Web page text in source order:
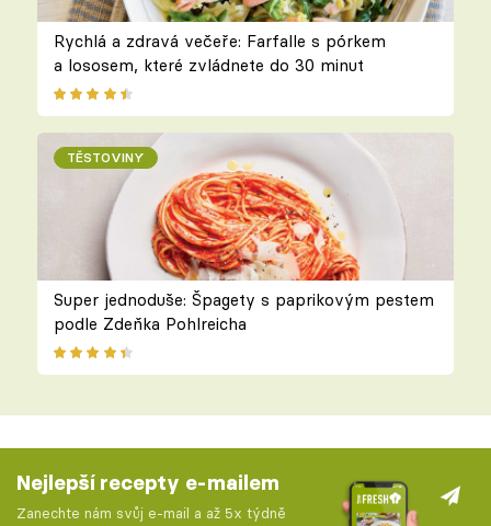
Rychlá a zdravá večeře: Farfalle s pórkem
a lososem, které zvládnete do 30 minut
TĚSTOVINY
Super jednoduše: Špagety s paprikovým pestem
podle Zdeňka Pohlreicha
Nejlepší recepty e-mailem
Zanechte nám svůj e-mail a až 5x týdně